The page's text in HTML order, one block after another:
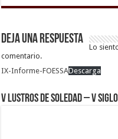
Deja una respuesta
Lo
comentario.
IX-Informe-FOESSADescarga
V Lustros de Soledad – V